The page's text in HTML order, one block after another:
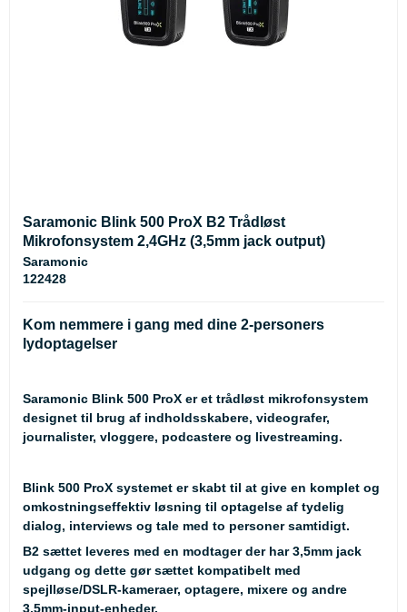
Saramonic Blink 500 ProX B2 Trådløst
Mikrofonsystem 2,4GHz (3,5mm jack output)
Saramonic
122428
Kom nemmere i gang med dine 2-personers
lydoptagelser
Saramonic Blink 500 ProX er et trådløst mikrofonsystem
designet til brug af indholdsskabere, videografer,
journalister, vloggere, podcastere og livestreaming.
Blink 500 ProX systemet er skabt til at give en komplet og
omkostningseffektiv løsning til optagelse af tydelig
dialog, interviews og tale med to personer samtidigt.
B2 sættet leveres med en modtager der har 3,5mm jack
udgang og dette gør sættet kompatibelt med
spejlløse/DSLR-kameraer, optagere, mixere og andre
3,5mm-input-enheder.